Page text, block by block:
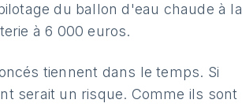
du ballon d'eau chaude à la
à 6 000 euros.
tiennent dans le temps. Si
serait un risque. Comme ils sont